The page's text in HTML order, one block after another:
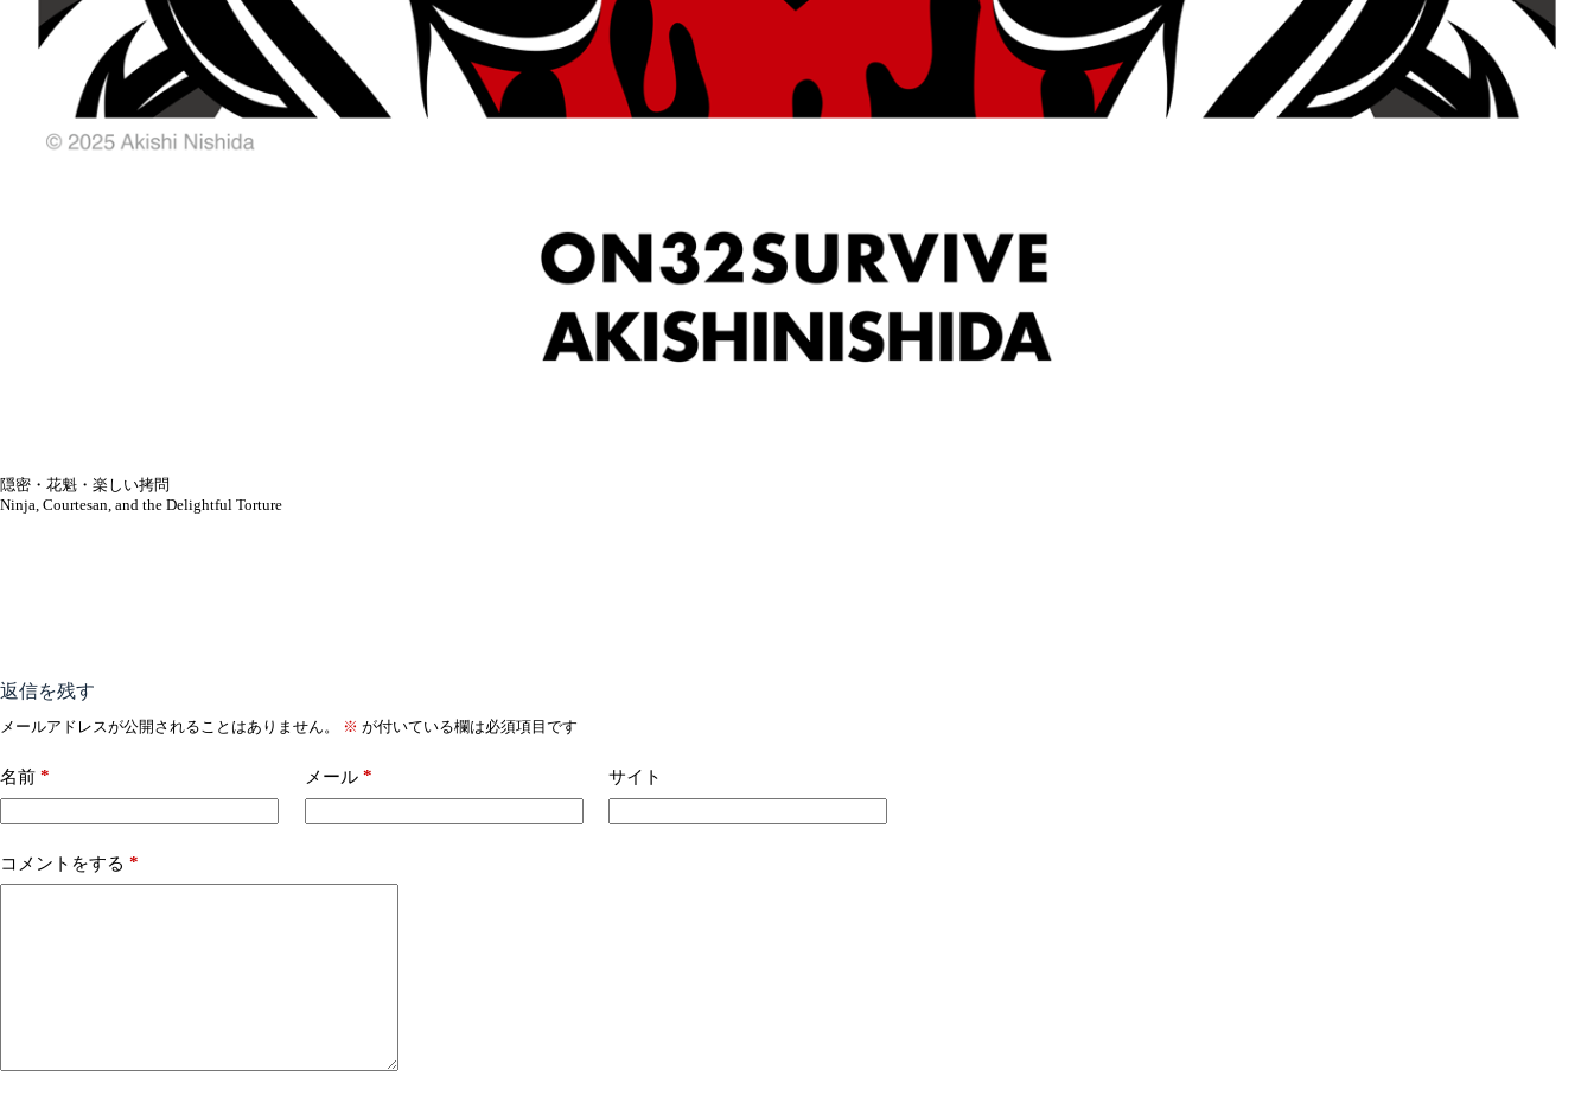
隠密・花魁・楽しい拷問
Ninja, Courtesan, and the Delightful Torture
返信を残す
メールアドレスが公開されることはありません。 ※ が付いている欄は必須項目です
名前 * メール* サイト
コメントをする *